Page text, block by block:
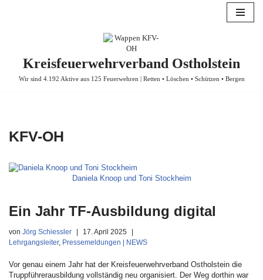
Kreisfeuerwehrverband Ostholstein
Wir sind 4.192 Aktive aus 125 Feuerwehren | Retten • Löschen • Schützen • Bergen
KFV-OH
Daniela Knoop und Toni Stockheim
Ein Jahr TF-Ausbildung digital
von Jörg Schiessler
17. April 2025
Lehrgangsleiter, Pressemeldungen | NEWS
Vor genau einem Jahr hat der Kreisfeuerwehrverband Ostholstein die
Truppführerausbildung vollständig neu organisiert. Der Weg dorthin war